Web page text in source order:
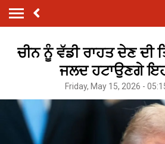
ਚੀਨ ਨੂੰ ਵੱਡੀ ਰਾਹਤ ਦੇਣ ਦੀ
ਜਲਦ ਹਟਾਉਣਗੇ ਇਹ
Friday, May 15, 2026 -